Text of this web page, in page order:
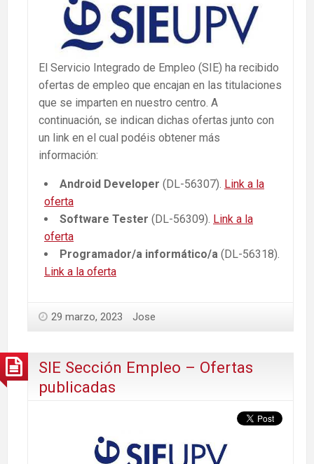
El Servicio Integrado de Empleo (SIE) ha recibido
ofertas de empleo que encajan en las titulaciones
que se imparten en nuestro centro. A
continuación, se indican dichas ofertas junto con
un link en el cual podéis obtener más
información:
Android Developer (DL-56307). Link a la
oferta
Software Tester (DL-56309). Link a la
oferta
Programador/a informático/a (DL-56318).
Link a la oferta
29 marzo, 2023 Jose
SIE Sección Empleo – Ofertas
publicadas